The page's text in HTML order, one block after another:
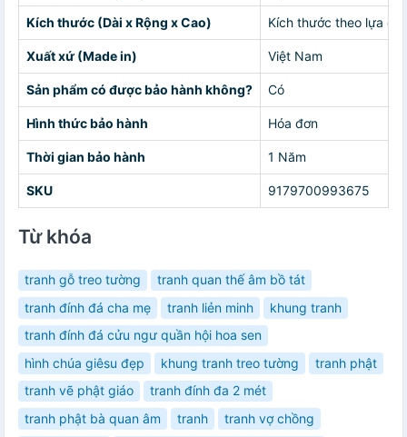
Kích thước (Dài x Rộng x Cao) Kích thước theo lựa
Xuất xứ (Made in) Việt Nam
Sản phẩm có được bảo hành không? Có
Hình thức bảo hành Hóa đơn
Thời gian bảo hành 1 Năm
SKU 9179700993675
Từ khóa
tranh gỗ treo tường
tranh quan thế âm bồ tát
tranh đính đá cha mẹ
tranh liẻn minh
khung tranh
tranh đính đá cửu ngư quần hội hoa sen
hình chúa giêsu đẹp
khung tranh treo tường
tranh phật
tranh vẽ phật giáo
tranh đính đa 2 mét
tranh phật bà quan âm
tranh
tranh vợ chồng